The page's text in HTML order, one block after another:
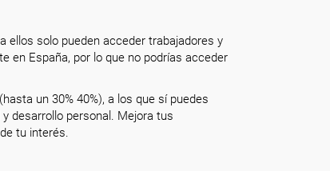
ellos solo pueden acceder trabajadores y
en España, por lo que no podrías acceder
un 30% 40%), a los que sí puedes
desarrollo personal. Mejora tus
tu interés.